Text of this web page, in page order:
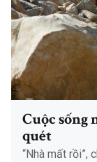
Cuộc sống
quét
“Nhà mất rồi”,